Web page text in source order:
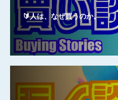
🔰人は、なぜ買うのか。